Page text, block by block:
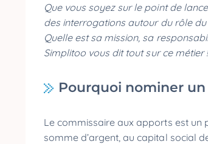
Que vous soyez sur le point de
des interrogations autour du rôle
Quelle est sa mission, sa
Simplitoo vous dit tout sur ce métier !
Pourquoi nominer
Le commissaire aux apports est un
somme d’argent, au capital social